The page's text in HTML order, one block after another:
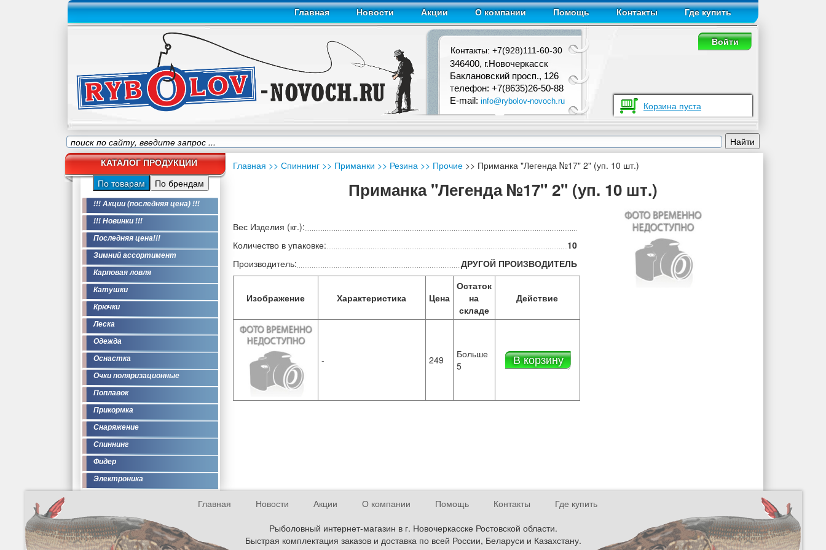
Главная Новости Акции О компании Помощь Контакты Где купить
Контакты: +7(928)111-60-30
346400, г.Новочеркасск
Баклановский просп., 126
телефон: +7(8635)26-50-88
E-mail: info@rybolov-novoch.ru
Войти
Корзина пуста
КАТАЛОГ ПРОДУКЦИИ
По товарам По брендам
!!! Акции (последняя цена) !!!
!!! Новинки !!!
Последняя цена!!!
Зимний ассортимент
Карповая ловля
Катушки
Крючки
Леска
Одежда
Оснастка
Очки поляризационные
Поплавок
Прикормка
Снаряжение
Спиннинг
Фидер
Электроника
Главная >> Спиннинг>> Приманки >> Резина>> Прочие>> Приманка "Легенда №17" 2" (уп. 10 шт.)
Приманка "Легенда №17" 2" (уп. 10 шт.)
Вес Изделия (кг.):
Количество в упаковке:
10
Производитель:
ДРУГОЙ ПРОИЗВОДИТЕЛЬ
Изображение Характеристика Цена
Остаток
на
складе
Действие
- 249
Больше
5
В корзину
Главная Новости Акции О компании Помощь Контакты
Где купить
Рыболовный интернет-магазин в г. Новочеркасске Ростовской области.
Быстрая комплектация заказов и доставка по всей России, Беларуси и Казахстану.